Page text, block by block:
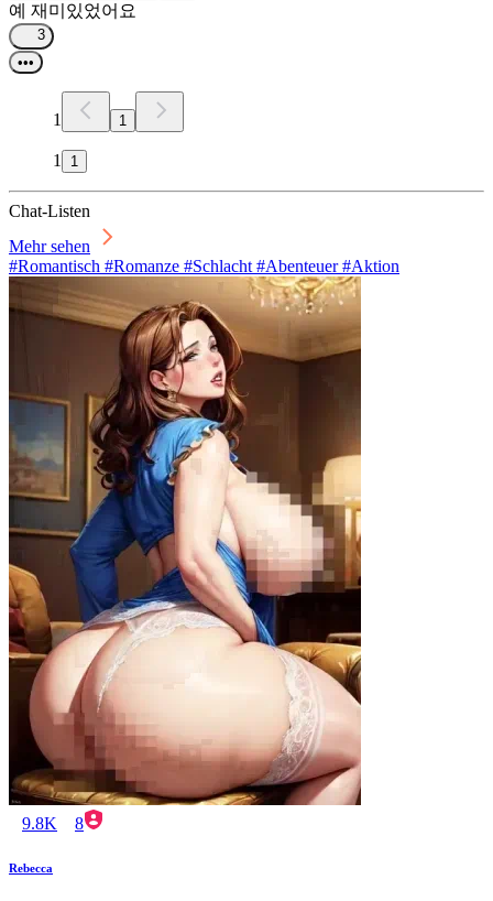
예 재미있었어요
3
•••
1 1
1 1
Chat-Listen
Mehr sehen
#Romantisch #Romanze #Schlacht #Abenteuer #Aktion
9.8K 8
Rebecca